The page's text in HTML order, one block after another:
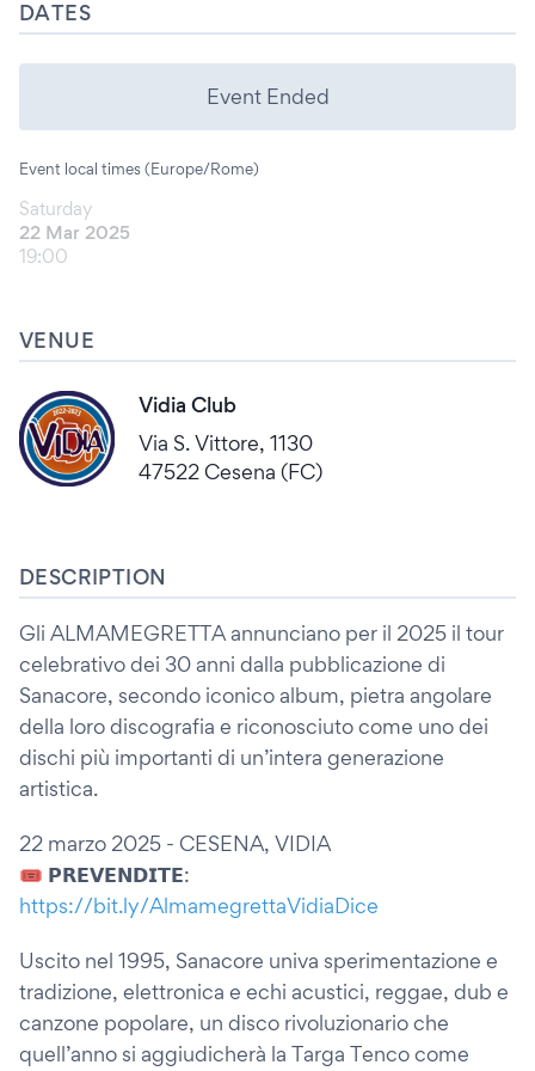
DATES
Event Ended
Event local times (Europe/Rome)
Saturday
22 Mar 2025
19:00
VENUE
Vidia Club
Via S. Vittore, 1130
47522 Cesena (FC)
DESCRIPTION
Gli ALMAMEGRETTA annunciano per il 2025 il tour
celebrativo dei 30 anni dalla pubblicazione di
Sanacore, secondo iconico album, pietra angolare
della loro discografia e riconosciuto come uno dei
dischi più importanti di un’intera generazione
artistica.
22 marzo 2025 - CESENA, VIDIA
🎟 𝗣𝗥𝗘𝗩𝗘𝗡𝗗𝗜𝗧𝗘:
https://bit.ly/AlmamegrettaVidiaDice
Uscito nel 1995, Sanacore univa sperimentazione e
tradizione, elettronica e echi acustici, reggae, dub e
canzone popolare, un disco rivoluzionario che
quell’anno si aggiudicherà la Targa Tenco come